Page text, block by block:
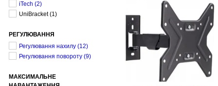
iTech (2)
UniBracket (1)
РЕГУЛЮВАННЯ
Регулювання нахилу (12)
Регулювання повороту (9)
МАКСИМАЛЬНЕ